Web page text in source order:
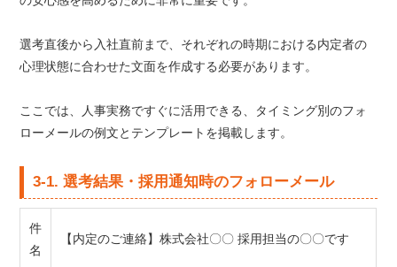
選考直後から入社直前まで、それぞれの時期における内定者の
心理状態に合わせた文面を作成する必要があります。
ここでは、人事実務ですぐに活用できる、タイミング別のフォ
ローメールの例文とテンプレートを掲載します。
3-1. 選考結果・採用通知時のフォローメール
件
名
【内定のご連絡】株式会社〇〇 採用担当の〇〇です